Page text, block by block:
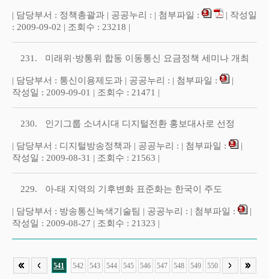
| 담당부서 : 정책총괄과 | 공공누리 : | 첨부파일 :
| 작성일
: 2009-09-02 | 조회수 : 23218 |
231. 미래위·방통위 합동 이동통신 요금정책 세미나 개최
| 담당부서 : 통신이용제도과 | 공공누리 : | 첨부파일 :
|
작성일 : 2009-09-01 | 조회수 : 21471 |
230. 인기그룹 소녀시대 디지털전환 홍보대사로 선정
| 담당부서 : 디지털방송정책과 | 공공누리 : | 첨부파일 :
|
작성일 : 2009-08-31 | 조회수 : 21563 |
229. 아-태 지역의 기후변화 표준화는 한국이 주도
| 담당부서 : 방송통신녹색기술팀 | 공공누리 : | 첨부파일 :
|
작성일 : 2009-08-27 | 조회수 : 21323 |
541 542 543 544 545 546 547 548 549 550